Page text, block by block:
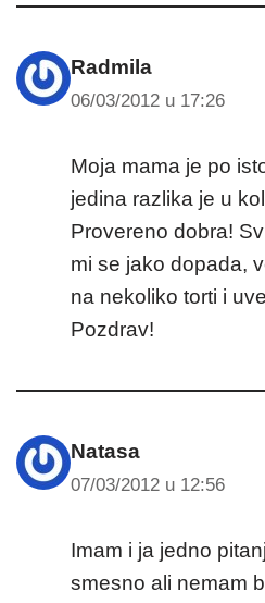
Radmila
06/03/2012 u 17:26
Moja mama je po
jedina razlika je u
Provereno dobra!
mi se jako dopada,
na nekoliko torti i
Pozdrav!
Natasa
07/03/2012 u 12:56
Imam i ja jedno
smesno ali nemam